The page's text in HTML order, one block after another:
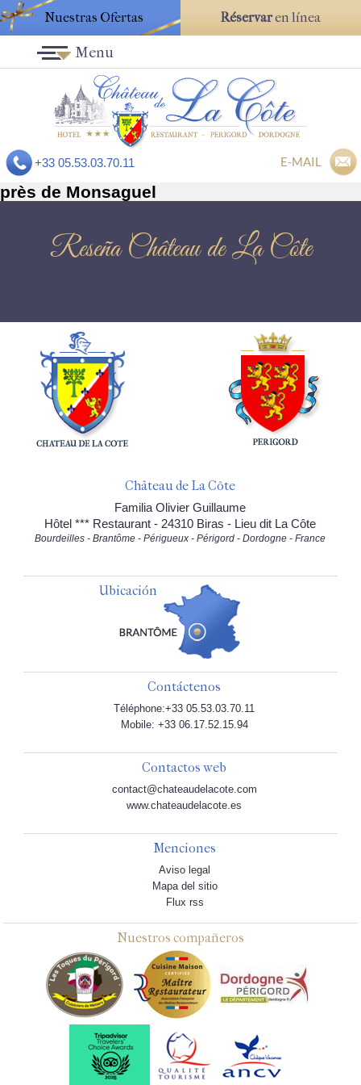
Nuestras Ofertas Réservaren línea
+33 05.53.03.70.11 E-MAIL
Menu
près de Monsaguel
Reseña Château de La Côte
Château de La Côte
Familia Olivier Guillaume
Hôtel *** Restaurant - 24310 Biras - Lieu dit La Côte
Bourdeilles - Brantôme - Périgueux - Périgord - Dordogne - France
Ubicación
Contáctenos
Téléphone:+33 05.53.03.70.11
Mobile: +33 06.17.52.15.94
Contactos web
contact@chateaudelacote.com
www.chateaudelacote.es
Menciones
Aviso legal
Mapa del sitio
Flux rss
Nuestros compañeros